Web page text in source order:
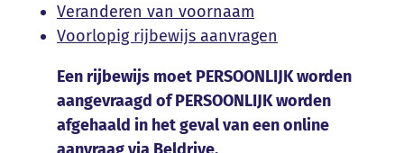
Veranderen van voornaam
Voorlopig rijbewijs aanvragen
Een rijbewijs moet PERSOONLIJK worden
aangevraagd of PERSOONLIJK worden
afgehaald in het geval van een online